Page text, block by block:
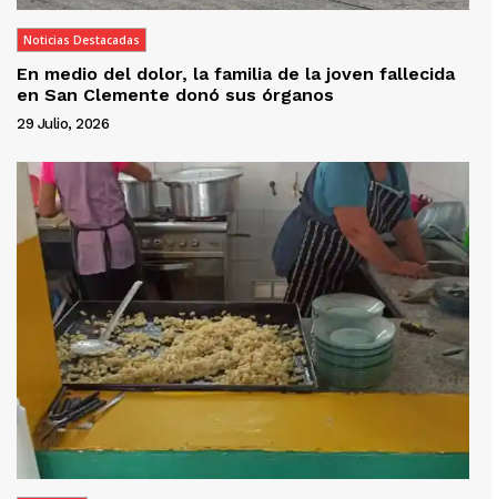
Noticias Destacadas
En medio del dolor, la familia de la joven fallecida
en San Clemente donó sus órganos
29 Julio, 2026